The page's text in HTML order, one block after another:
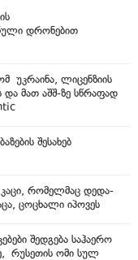
დრონებით
უკრაინა, ლიცენზიის
და მათ აშშ-ზე სწრაფად
შესახებ
კაცი, რომელმაც დედა-
ცოცხალი იპოვეს
შედგება საჰაერო
რუსეთის ომი სულ